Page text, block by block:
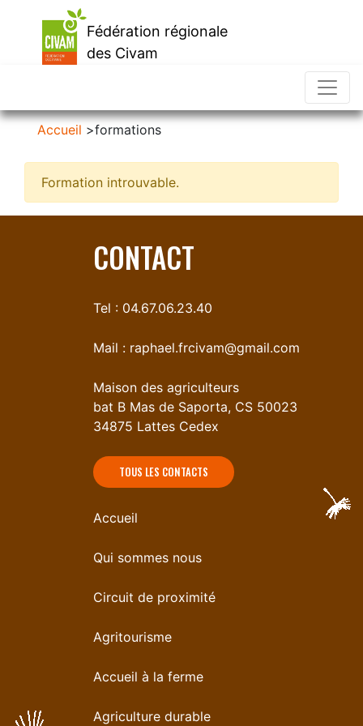
Fédération régionale
des Civam
Accueil >formations
Formation introuvable.
CONTACT
Tel : 04.67.06.23.40
Mail : raphael.frcivam@gmail.com
Maison des agriculteurs
bat B Mas de Saporta, CS 50023
34875 Lattes Cedex
TOUS LES CONTACTS
Accueil
Qui sommes nous
Circuit de proximité
Agritourisme
Accueil à la ferme
Agriculture durable